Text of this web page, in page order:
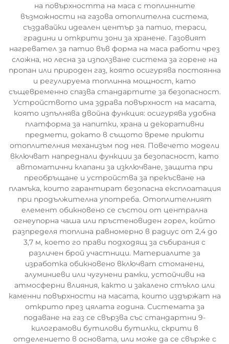
на повърхността на маса с топлинните
възможности на газова отоплителна система,
създавайки идеален център за патио, тераси,
градини и открити зони за хранене. Газовият
нагревател за патио във форма на маса работи чрез
сложна, но лесна за използване система за горене на
пропан или природен газ, която осигурява постоянна
и регулируема топлинна мощност, като
същевременно спазва стандартите за безопасност.
Устройството има здрава повърхност на масата,
която изпълнява двойна функция: осигурява удобна
платформа за напитки, храна и декоративни
предмети, докато в същото време приюти
отоплителния механизъм под нея. Повечето модели
включват напреднали функции за безопасност, като
автоматични клапани за изключване, защита при
преобръщане и устройства за прекъсване на
пламъка, които гарантират безопасна експлоатация
при продължителна употреба. Отоплителният
елемент обикновено се състои от централна
огнеупорна чаша или пръстеновиден горел, който
разпределя топлина равномерно в радиус от 2,4 до
3,7 м, което го прави подходящ за събирания с
различен брой участници. Материалите за
изработка обикновено включват стоманени,
алуминиеви или чугунени рамки, устойчиви на
атмосферни влияния, както и закалено стъкло или
каменни повърхности на масата, които издържат на
открито през цялата година. Системата за
подаване на газ се свързва със стандартни 9-
килограмови бутилови бутилки, скрити в
отделението в основата, или може да се свърже с